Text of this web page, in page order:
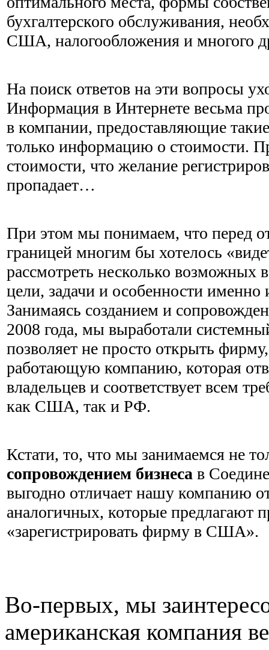
бухгалтерского обслуживания,
США, налогообложения и многого
На поиск ответов на эти вопросы
Информация в Интернете весьма
в компании, предоставляющие
только информацию о стоимости.
стоимости, что желание
пропадает…
При этом мы понимаем, что перед
границей многим бы хотелось
рассмотреть несколько возможных
цели, задачи и особенности именно
Занимаясь созданием и
2008 года, мы выработали
позволяет не просто открыть
работающую компанию, которая
владельцев и соответствует всем
как США, так и РФ.
Кстати, то, что мы занимаемся не
сопровождением бизнеса в
выгодно отличает нашу компанию
аналогичных, которые предлагают
«зарегистрировать фирму в США».
Во-первых, мы
американская компания